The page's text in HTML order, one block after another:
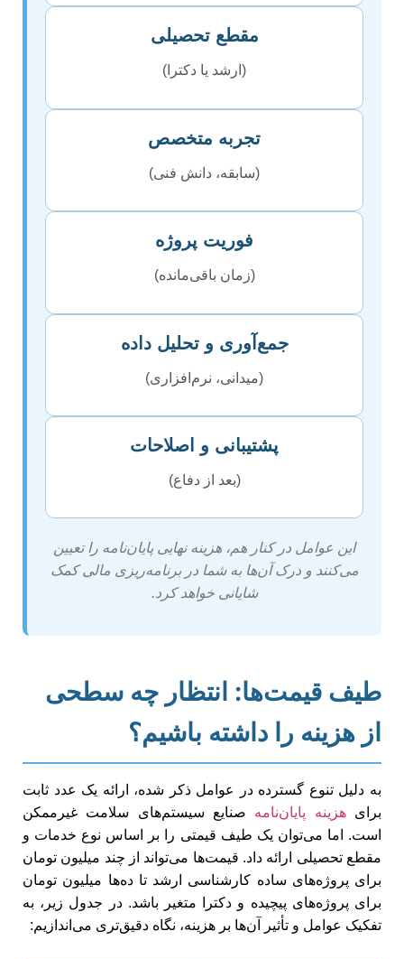
مقطع تحصیلی
(ارشد یا دکترا)
تجربه متخصص
(سابقه، دانش فنی)
فوریت پروژه
(زمان باقی‌مانده)
جمع‌آوری و تحلیل داده
(میدانی، نرم‌افزاری)
پشتیبانی و اصلاحات
(بعد از دفاع)
این عوامل در کنار هم، هزینه نهایی پایان‌نامه را تعیین
می‌کنند و درک آن‌ها به شما در برنامه‌ریزی مالی کمک
شایانی خواهد کرد.
طیف قیمت‌ها: انتظار چه سطحی
از هزینه را داشته باشیم؟
به دلیل تنوع گسترده در عوامل ذکر شده، ارائه یک عدد ثابت
برایهزینه پایان‌نامه صنایع سیستم‌های سلامت غیرممکن
است. اما می‌توان یک طیف قیمتی را بر اساس نوع خدمات و
مقطع تحصیلی ارائه داد. قیمت‌ها می‌تواند از چند میلیون تومان
برای پروژه‌های ساده کارشناسی ارشد تا ده‌ها میلیون تومان
برای پروژه‌های پیچیده و دکترا متغیر باشد. در جدول زیر، به
تفکیک عوامل و تأثیر آن‌ها بر هزینه، نگاه دقیق‌تری می‌اندازیم: